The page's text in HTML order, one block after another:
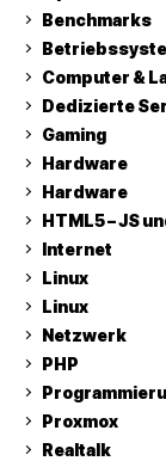
Benchmarks
Computer &
Dedizierte
Gaming
Hardware
Hardware
HTML5 – JS
Internet
Linux
Linux
Netzwerk
PHP
Proxmox
Realtalk